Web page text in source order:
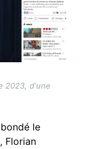
2023, d'une
le
Florian